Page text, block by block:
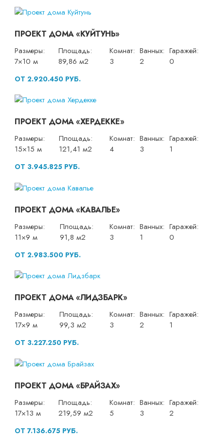
ПРОЕКТ ДОМА «КУЙТУНЬ»
Размеры:
7×10 м
Площадь:
89,86 м2
Комнат:
3
Ванных:
2
Гаражей:
0
ОТ 2.920.450 РУБ.
ПРОЕКТ ДОМА «ХЕРДЕККЕ»
Размеры:
15×15 м
Площадь:
121,41 м2
Комнат:
4
Ванных:
3
Гаражей:
1
ОТ 3.945.825 РУБ.
ПРОЕКТ ДОМА «КАВАЛЬЕ»
Размеры:
11×9 м
Площадь:
91,8 м2
Комнат:
3
Ванных:
1
Гаражей:
0
ОТ 2.983.500 РУБ.
ПРОЕКТ ДОМА «ЛИДЗБАРК»
Размеры:
17×9 м
Площадь:
99,3 м2
Комнат:
3
Ванных:
2
Гаражей:
1
ОТ 3.227.250 РУБ.
ПРОЕКТ ДОМА «БРАЙЗАХ»
Размеры:
17×13 м
Площадь:
219,59 м2
Комнат:
5
Ванных:
3
Гаражей:
2
ОТ 7.136.675 РУБ.